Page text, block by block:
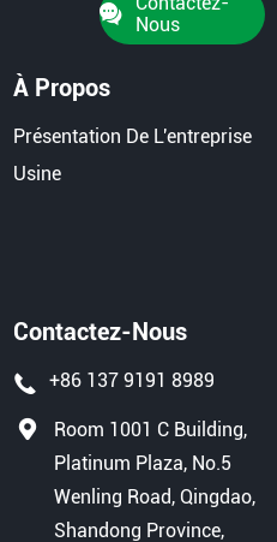
Nous
À Propos
Présentation De L'entreprise
Usine
Contactez-Nous
+86 137 9191 8989
Room 1001 C Building,
Platinum Plaza, No.5
Wenling Road, Qingdao,
Shandong Province,